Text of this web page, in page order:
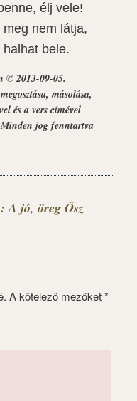
élj vele!
nem látja,
bele.
© 2013-09-05.
másolása,
és a vers címével
Minden jog fenntartva
A jó, öreg Ősz
A kötelező mezőket*